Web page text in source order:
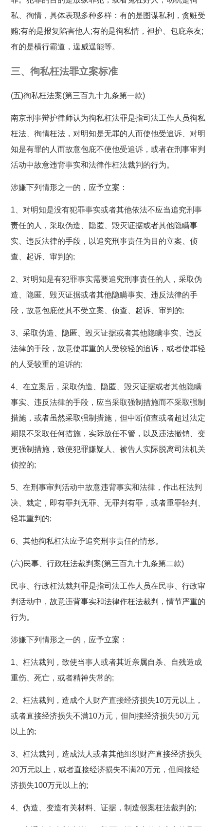
私、徇情，具体表现多种多样：有的是图谋私利，贪赃受
贿;有的是报复陷害他人;有的是徇私情，袒护、包庇亲友;
有的是横行霸道，逞威逞能等。
三、徇私枉法罪立案标准
(五)徇私枉法案(第三百九十九条第一款)
南京刑事辩护律师认为徇私枉法罪是指司法工作人员徇私
枉法、徇情枉法，对明知是无罪的人而使他受追诉、对明
知是有罪的人而故意包庇不使他受追诉，或者在刑事审判
活动中故意违背事实和法律作枉法裁判的行为。
涉嫌下列情形之一的，应予立案：
1、对明知是没有犯罪事实或者其他依法不应当追究刑事
责任的人，采取伪造、隐匿、毁灭证据或者其他隐瞒事
实、违反法律的手段，以追究刑事责任为目的立案、侦
查、起诉、审判的;
2、对明知是有犯罪事实需要追究刑事责任的人，采取伪
造、隐匿、毁灭证据或者其他隐瞒事实、违反法律的手
段，故意包庇使其不受立案、侦查、起诉、审判的;
3、采取伪造、隐匿、毁灭证据或者其他隐瞒事实、违反
法律的手段，故意使罪重的人受较轻的追诉，或者使罪轻
的人受较重的追诉的;
4、在立案后，采取伪造、隐匿、毁灭证据或者其他隐瞒
事实、违反法律的手段，应当采取强制措施而不采取强制
措施，或者虽然采取强制措施，但中断侦查或者超过法定
期限不采取任何措施，实际放任不管，以及违法撤销、变
更强制措施，致使犯罪嫌疑人、被告人实际脱离司法机关
侦控的;
5、在刑事审判活动中故意违背事实和法律，作出枉法判
决、裁定，即有罪判无罪、无罪判有罪，或者重罪轻判、
轻罪重判的;
6、其他徇私枉法应予追究刑事责任的情形。
(六)民事、行政枉法裁判案(第三百九十九条第二款)
民事、行政枉法裁判罪是指司法工作人员在民事、行政审
判活动中，故意违背事实和法律作枉法裁判，情节严重的
行为。
涉嫌下列情形之一的，应予立案：
1、枉法裁判，致使当事人或者其近亲属自杀、自残造成
重伤、死亡，或者精神失常的;
2、枉法裁判，造成个人财产直接经济损失10万元以上，
或者直接经济损失不满10万元，但间接经济损失50万元
以上的;
3、枉法裁判，造成法人或者其他组织财产直接经济损失
20万元以上，或者直接经济损失不满20万元，但间接经
济损失100万元以上的;
4、伪造、变造有关材料、证据，制造假案枉法裁判的;